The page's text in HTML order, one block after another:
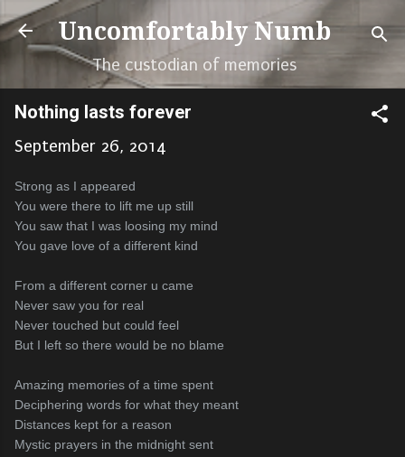
Skip to main content
Uncomfortably Numb
The custodian of memories
Nothing lasts forever
September 26, 2014
Strong as I appeared
You were there to lift me up still
You saw that I was loosing my mind
You gave love of a different kind
From a different corner u came
Never saw you for real
Never touched but could feel
But I left so there would be no blame
Amazing memories of a time spent
Deciphering words for what they meant
Distances kept for a reason
Mystic prayers in the midnight sent